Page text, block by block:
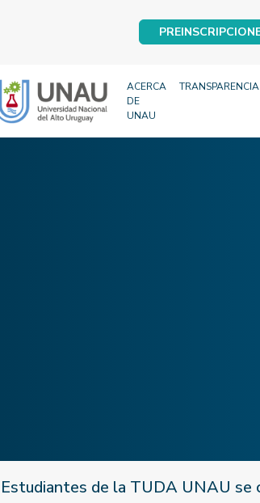
ACERCA
DE
UNAU
TRANSPARENCIA
Estudiantes de la TUDA UNAU se